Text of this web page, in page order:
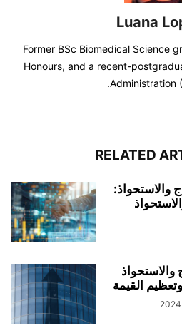
Luana
Former BSc Biomedical Science
Honours, and a recent-
Administration
RELATED
والاستحواذ:
القيمة